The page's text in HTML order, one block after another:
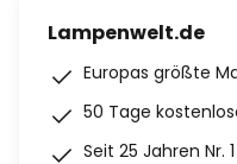
Lampenwelt.de
Europas größte
50 Tage
Seit 25 Jahren Nr.